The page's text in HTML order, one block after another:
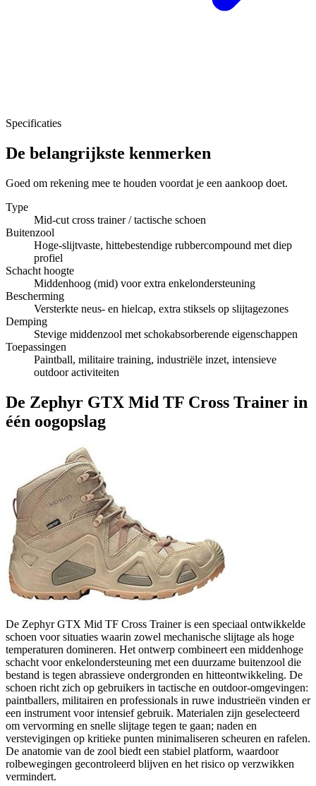
Specificaties
De belangrijkste kenmerken
Goed om rekening mee te houden voordat je een aankoop doet.
Type
Mid-cut cross trainer / tactische schoen
Buitenzool
Hoge-slijtvaste, hittebestendige rubbercompound met diep
profiel
Schacht hoogte
Middenhoog (mid) voor extra enkelondersteuning
Bescherming
Versterkte neus- en hielcap, extra stiksels op slijtagezones
Demping
Stevige middenzool met schokabsorberende eigenschappen
Toepassingen
Paintball, militaire training, industriële inzet, intensieve
outdoor activiteiten
De Zephyr GTX Mid TF Cross Trainer in
één oogopslag
De Zephyr GTX Mid TF Cross Trainer is een speciaal ontwikkelde
schoen voor situaties waarin zowel mechanische slijtage als hoge
temperaturen domineren. Het ontwerp combineert een middenhoge
schacht voor enkelondersteuning met een duurzame buitenzool die
bestand is tegen abrassieve ondergronden en hitteontwikkeling. De
schoen richt zich op gebruikers in tactische en outdoor‑omgevingen:
paintballers, militairen en professionals in ruwe industrieën vinden er
een instrument voor intensief gebruik. Materialen zijn geselecteerd
om vervorming en snelle slijtage tegen te gaan; naden en
verstevigingen op kritieke punten minimaliseren scheuren en rafelen.
De anatomie van de zool biedt een stabiel platform, waardoor
rolbewegingen gecontroleerd blijven en het risico op verzwikken
vermindert.